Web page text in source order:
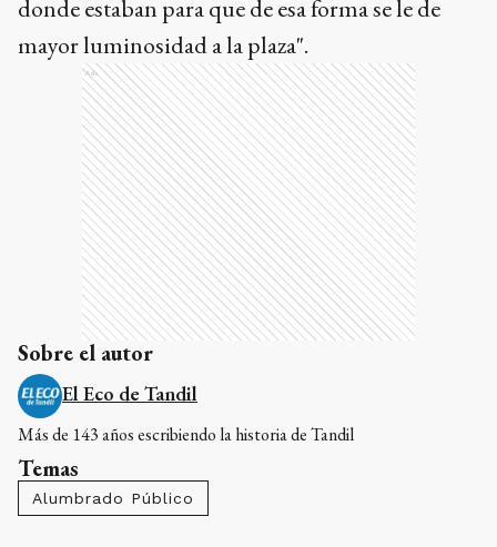
donde estaban para que de esa forma se le de
mayor luminosidad a la plaza".
Ads
Sobre el autor
El Eco de Tandil
Más de 143 años escribiendo la historia de Tandil
Temas
Alumbrado Público